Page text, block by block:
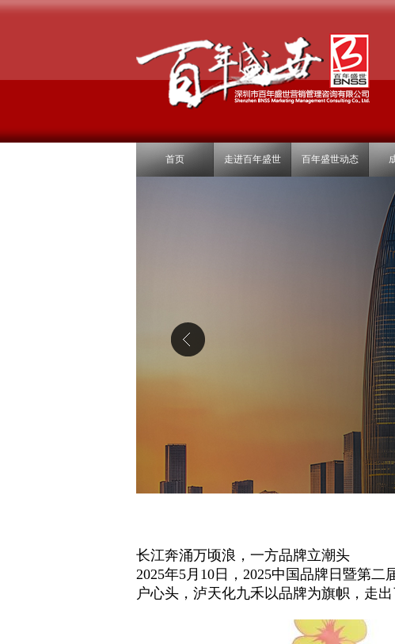
首页 走进百年盛世 百年盛世动态
长江奔涌万顷浪，一方品牌立潮头
2025年5月10日，2025中国品牌日暨第
户心头，泸天化九禾以品牌为旗帜，走